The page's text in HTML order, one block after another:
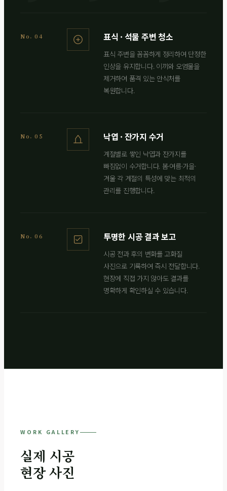
No. 04 표식 · 석물 주변 청소
표식 주변을 꼼꼼하게 정리하여 단정한
인상을 유지합니다. 이끼와 오염물을
제거하여 품격 있는 안식처를
복원합니다.
No. 05 낙엽 · 잔가지 수거
계절별로 쌓인 낙엽과 잔가지를
빠짐없이 수거합니다. 봄·여름·가을·
겨울 각 계절의 특성에 맞는 최적의
관리를 진행합니다.
No. 06 투명한 시공 결과 보고
시공 전과 후의 변화를 고화질
사진으로 기록하여 즉시 전달합니다.
현장에 직접 가지 않아도 결과를
명확하게 확인하실 수 있습니다.
WORK GALLERY
실제 시공
현장 사진